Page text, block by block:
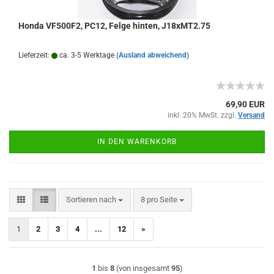
Honda VF500F2, PC12, Felge hinten, J18xMT2.75
Lieferzeit: ca. 3-5 Werktage (Ausland abweichend)
69,90 EUR
inkl. 20% MwSt. zzgl. Versand
IN DEN WARENKORB
Sortieren nach
Sortieren nach 8 pro Seite
pro Seite
1 2 3 4 ... 12 »
1 bis 8(von insgesamt 95)